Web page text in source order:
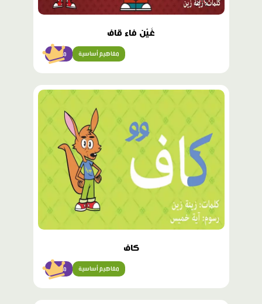
غَيْن فاء قاف
مبتدئ مفاهيم أساسية
محتوى
كاف
مبتدئ مفاهيم أساسية